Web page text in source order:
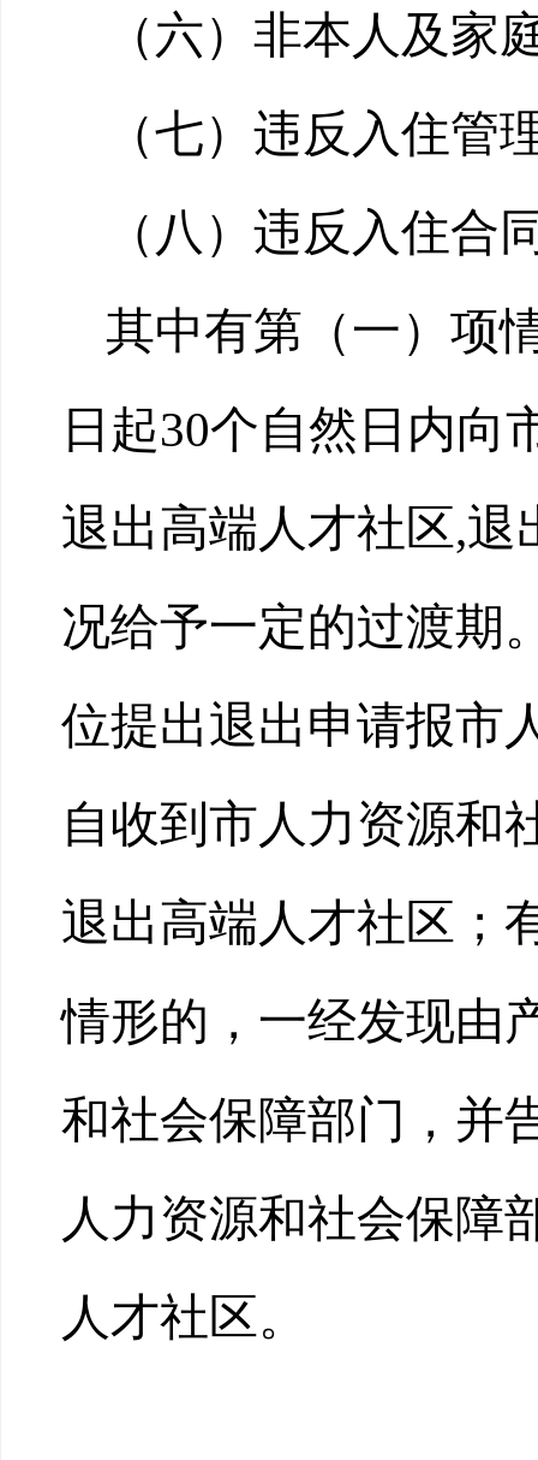
（六）非本人及家
（七）违反入住管
（八）违反入住合
其中有第（一）项
日起30个自然日内向
退出高端人才社区,
况给予一定的过渡期
位提出退出申请报市
自收到市人力资源和
退出高端人才社区；
情形的，一经发现由
和社会保障部门，并
人力资源和社会保障
人才社区。